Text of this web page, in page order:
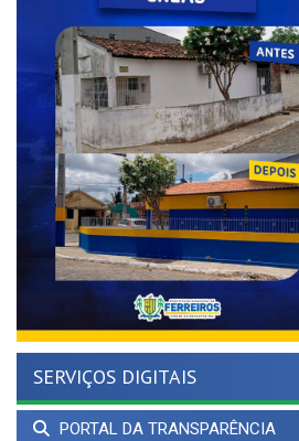
SERVIÇOS DIGITAIS
PORTAL DA TRANSPARÊNCIA